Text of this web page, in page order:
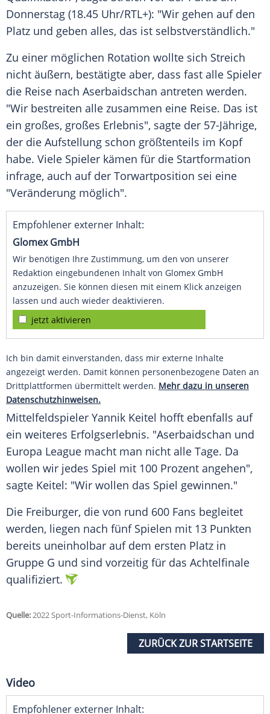
Donnerstag (18.45 Uhr/RTL+): "Wir gehen auf den
Platz und geben alles, das ist selbstverständlich."
Zu einer möglichen Rotation wollte sich Streich
nicht äußern, bestätigte aber, dass fast alle Spieler
die Reise nach Aserbaidschan antreten werden.
"Wir bestreiten alle zusammen eine Reise. Das ist
ein großes, großes Erlebnis", sagte der 57-Jährige,
der die Aufstellung schon größtenteils im Kopf
habe. Viele Spieler kämen für die Startformation
infrage, auch auf der Torwartposition sei eine
"Veränderung möglich".
Empfohlener externer Inhalt:
Glomex GmbH
Wir benötigen Ihre Zustimmung, um den von unserer
Redaktion eingebundenen Inhalt von Glomex GmbH
anzuzeigen. Sie können diesen mit einem Klick anzeigen
lassen und auch wieder deaktivieren.
jetzt aktivieren
Ich bin damit einverstanden, dass mir externe Inhalte
angezeigt werden. Damit können personenbezogene Daten an
Drittplattformen übermittelt werden. Mehr dazu in unseren
Datenschutzhinweisen.
Mittelfeldspieler Yannik Keitel hofft ebenfalls auf
ein weiteres Erfolgserlebnis. "Aserbaidschan und
Europa League macht man nicht alle Tage. Da
wollen wir jedes Spiel mit 100 Prozent angehen",
sagte Keitel: "Wir wollen das Spiel gewinnen."
Die Freiburger, die von rund 600 Fans begleitet
werden, liegen nach fünf Spielen mit 13 Punkten
bereits uneinholbar auf dem ersten Platz in
Gruppe G und sind vorzeitig für das Achtelfinale
qualifiziert.
Quelle:2022 Sport-Informations-Dienst, Köln
ZURÜCK ZUR STARTSEITE
Video
Empfohlener externer Inhalt: